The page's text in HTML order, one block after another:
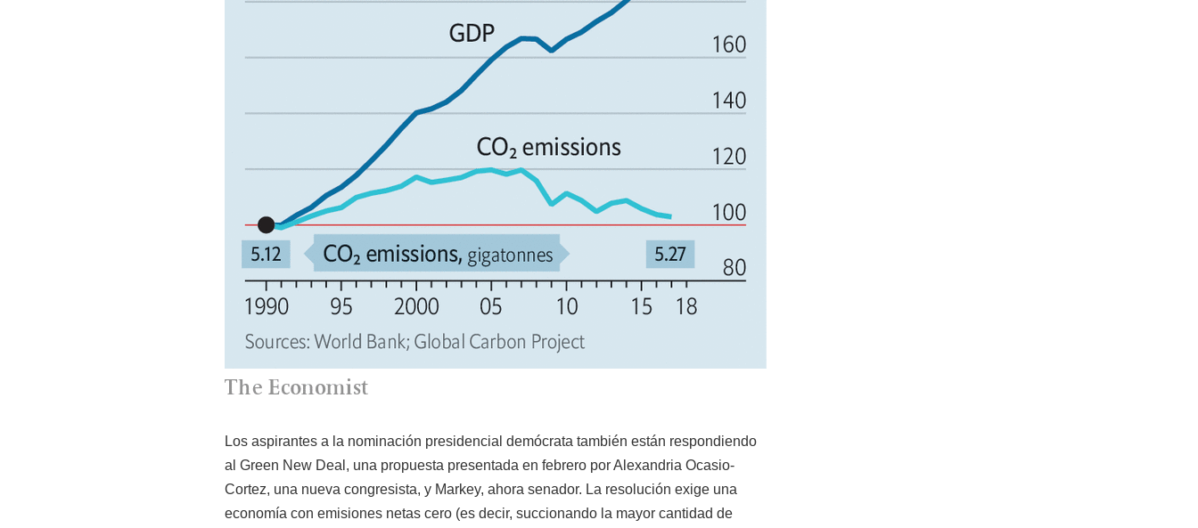
Los aspirantes a la nominación presidencial demócrata también están respondiendo
al Green New Deal, una propuesta presentada en febrero por Alexandria Ocasio-
Cortez, una nueva congresista, y Markey, ahora senador. La resolución exige una
economía con emisiones netas cero (es decir, succionando la mayor cantidad de